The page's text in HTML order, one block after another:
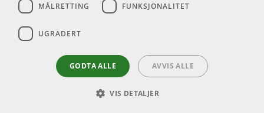
MÅLRETTING FUNKSJONALITET
UGRADERT
GODTA ALLE AVVIS ALLE
VIS DETALJER